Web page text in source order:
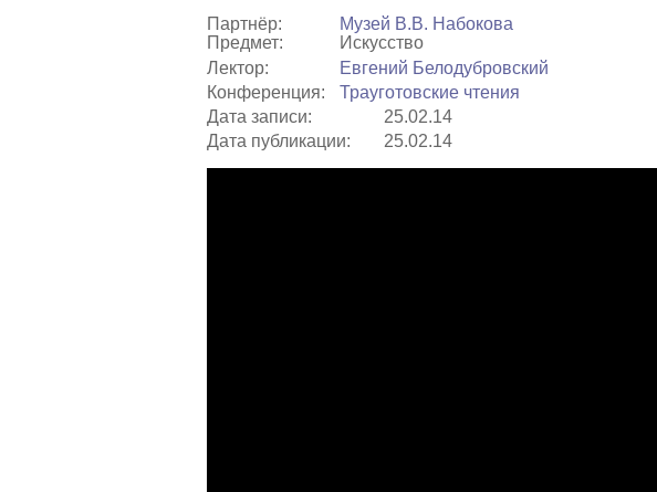
Партнёр:
Музей В.В. Набокова
Предмет:
Искусство
Лектор:
Евгений Белодубровский
Конференция:
Трауготовские чтения
Дата записи:
25.02.14
Дата публикации:
25.02.14